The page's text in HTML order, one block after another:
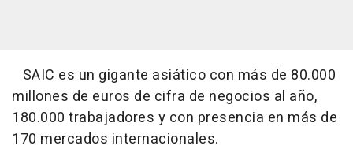
SAIC es un gigante asiático con más de 80.000
millones de euros de cifra de negocios al año,
180.000 trabajadores y con presencia en más de
170 mercados internacionales.